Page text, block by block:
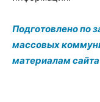
Подготовлено по
массовых
материалам